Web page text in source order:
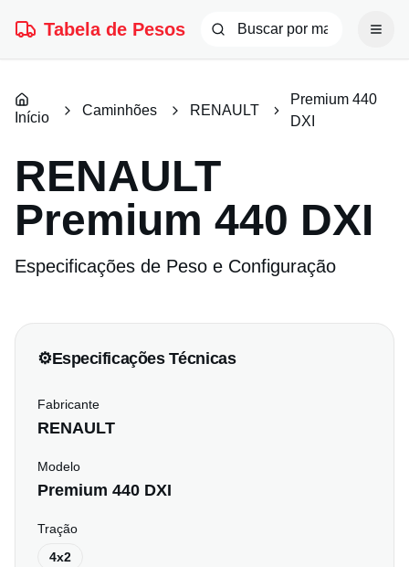
Tabela de Pesos
Início Caminhões RENAULT
Premium 440
DXI
RENAULT
Premium 440 DXI
Especificações de Peso e Configuração
⚙️Especificações Técnicas
Fabricante
RENAULT
Modelo
Premium 440 DXI
Tração
4x2